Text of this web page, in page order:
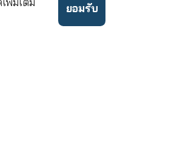
นโยบายความเป็นส่วนตัว